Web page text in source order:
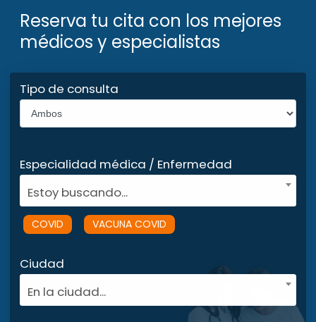
Reserva tu cita con los mejores
médicos y especialistas
Tipo de consulta
Especialidad médica / Enfermedad
Estoy buscando...
COVID VACUNA COVID
Ciudad
En la ciudad...